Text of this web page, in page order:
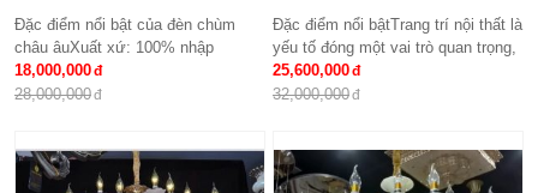
Đặc điểm nổi bật của đèn chùm
châu âuXuất xứ: 100% nhập
khẩuKích thước: Phi 950 x
H500Loại bóng sử dụng: Nến E14
18,000,000
28,000,000
Đặc điểm nổi bậtTrang trí nội thất là
yếu tố đóng một vai trò quan trọng,
đem lại những giá trị thực sự cho
cả căn hộ của gia...
25,600,000
32,000,000